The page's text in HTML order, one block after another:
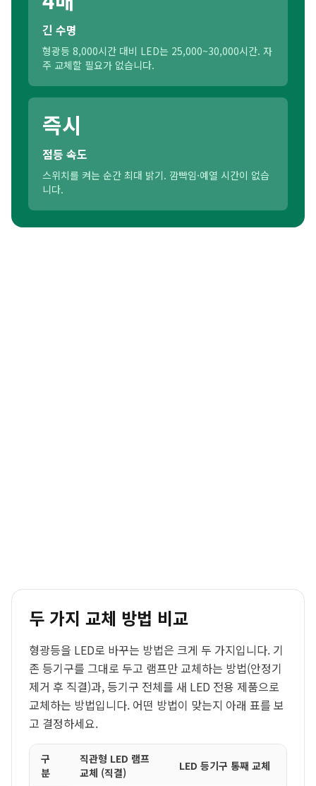
긴 수명
형광등 8,000시간 대비 LED는 25,000~30,000시간. 자
주 교체할 필요가 없습니다.
즉시
점등 속도
스위치를 켜는 순간 최대 밝기. 깜빡임·예열 시간이 없습
니다.
두 가지 교체 방법 비교
형광등을 LED로 바꾸는 방법은 크게 두 가지입니다. 기
존 등기구를 그대로 두고 램프만 교체하는 방법(안정기
제거 후 직결)과, 등기구 전체를 새 LED 전용 제품으로
교체하는 방법입니다. 어떤 방법이 맞는지 아래 표를 보
고 결정하세요.
구
분
직관형 LED 램프
교체 (직결)
LED 등기구 통째 교체